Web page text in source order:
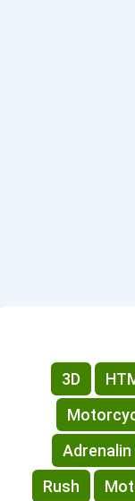
3D
Adrenalin
Rush